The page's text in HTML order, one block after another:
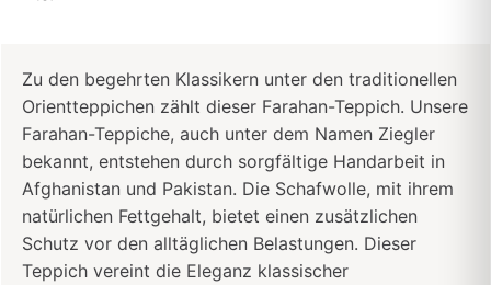
Zu den begehrten Klassikern unter den traditionellen
Orientteppichen zählt dieser Farahan-Teppich. Unsere
Farahan-Teppiche, auch unter dem Namen Ziegler
bekannt, entstehen durch sorgfältige Handarbeit in
Afghanistan und Pakistan. Die Schafwolle, mit ihrem
natürlichen Fettgehalt, bietet einen zusätzlichen
Schutz vor den alltäglichen Belastungen. Dieser
Teppich vereint die Eleganz klassischer